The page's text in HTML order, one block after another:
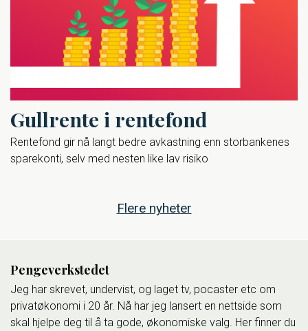
Gullrente i rentefond
Rentefond gir nå langt bedre avkastning enn storbankenes
sparekonti, selv med nesten like lav risiko
Flere nyheter
Pengeverkstedet
Jeg har skrevet, undervist, og laget tv, pocaster etc om
privatøkonomi i 20 år. Nå har jeg lansert en nettside som
skal hjelpe deg til å ta gode, økonomiske valg. Her finner du